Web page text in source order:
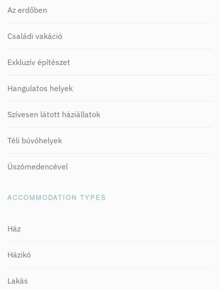
Az erdőben
Családi vakáció
Exkluzív építészet
Hangulatos helyek
Szívesen látott háziállatok
Téli búvóhelyek
Úszómedencével
ACCOMMODATION TYPES
Ház
Házikó
Lakás